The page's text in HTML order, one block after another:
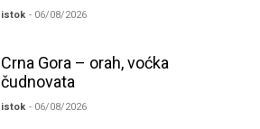
istok - 06/08/2026
Crna Gora – orah, voćka
čudnovata
istok - 06/08/2026